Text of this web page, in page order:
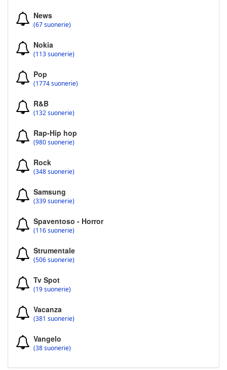
News
(67 suonerie)
Nokia
(113 suonerie)
Pop
(1774 suonerie)
R&B
(132 suonerie)
Rap-Hip hop
(980 suonerie)
Rock
(348 suonerie)
Samsung
(339 suonerie)
Spaventoso - Horror
(116 suonerie)
Strumentale
(506 suonerie)
Tv Spot
(19 suonerie)
Vacanza
(381 suonerie)
Vangelo
(38 suonerie)